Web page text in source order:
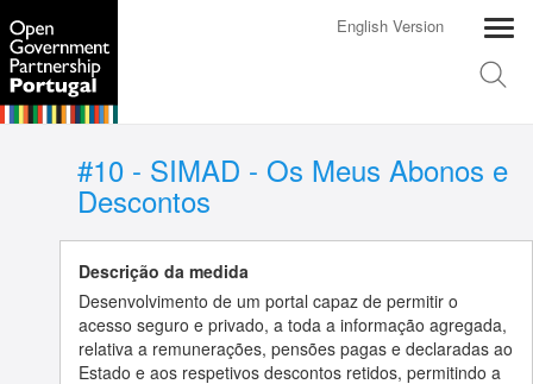
English Version
#10 - SIMAD - Os Meus Abonos e
Descontos
Descrição da medida
Desenvolvimento de um portal capaz de permitir o
acesso seguro e privado, a toda a informação agregada,
relativa a remunerações, pensões pagas e declaradas ao
Estado e aos respetivos descontos retidos, permitindo a